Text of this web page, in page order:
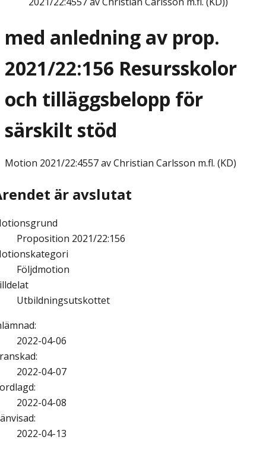
med anledning av prop.
2021/22:156 Resursskolor
och tilläggsbelopp för
särskilt stöd
Motion 2021/22:4557 av Christian Carlsson m.fl. (KD)
är avslutat
Proposition 2021/22:156
Följdmotion
Utbildningsutskottet
:
2022-04-06
:
2022-04-07
:
2022-04-08
:
2022-04-13